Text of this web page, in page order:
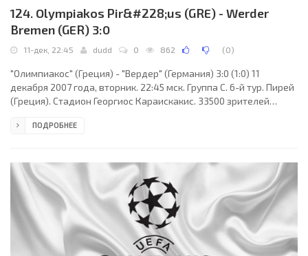
124. Olympiakos Pir&#228;us (GRE) - Werder
Bremen (GER) 3:0
11-дек, 22:45 dudd 0 862 (0)
"Олимпиакос" (Греция) - "Вердер" (Германия) 3:0 (1:0) 11
декабря 2007 года, вторник. 22:45 мск. Группа C. 6-й тур. Пирей
(Греция). Стадион Георгиос Караискакис. 33500 зрителей
Венсан Тексье, Стефан Дюамель (оба - Франция). Резервный:
24), Михал Жевлаков, Параскевас Анцас, Анастасиос Пантос,
Василис Торосидис, Йероклис Столтидис,
ПОДРОБНЕЕ